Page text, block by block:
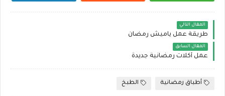
المقال التالي
طريقة عمل ياميش رمضان
المقال السابق
عمل أكلات رمضانية جديدة
أطباق رمضانية الطبخ